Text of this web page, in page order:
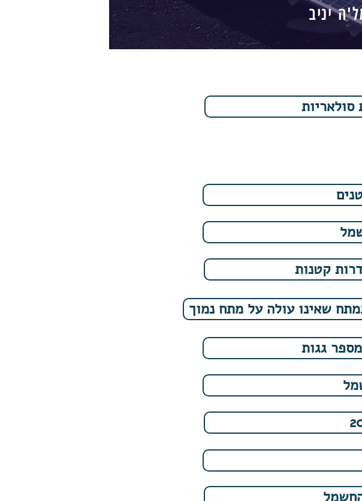
סולאריות
קטנות
שאינו עולה על מתח נמוך
גגות